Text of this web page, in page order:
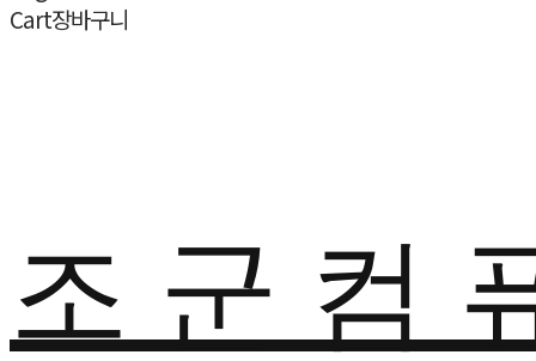
Cart장바구니
조 군 컴